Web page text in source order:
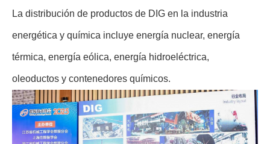
La distribución de productos de DIG en la industria
energética y química incluye energía nuclear, energía
térmica, energía eólica, energía hidroeléctrica,
oleoductos y contenedores químicos.